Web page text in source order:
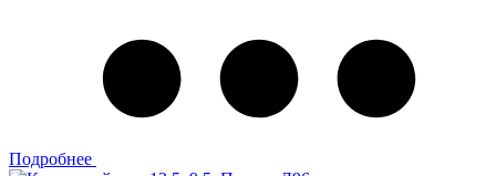
Подробнее